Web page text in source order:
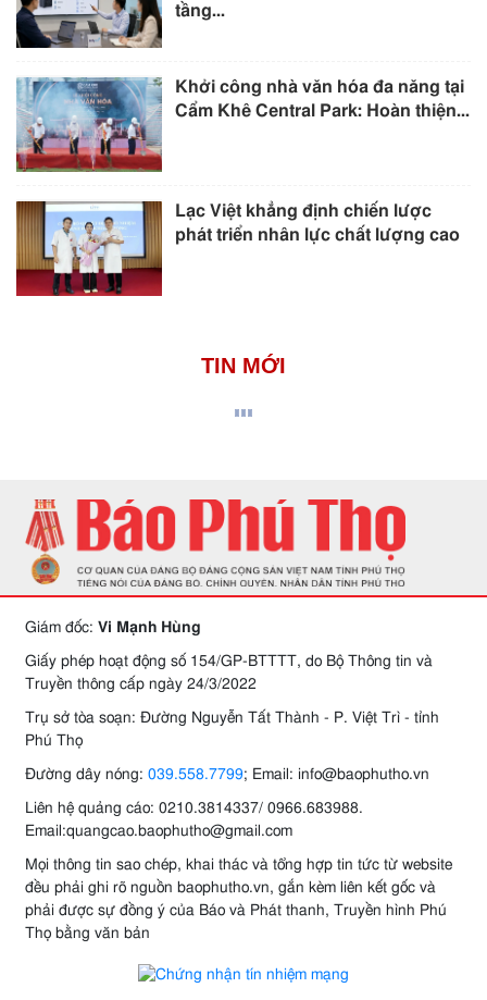
tầng...
Khởi công nhà văn hóa đa năng tại
Cẩm Khê Central Park: Hoàn thiện...
Lạc Việt khẳng định chiến lược
phát triển nhân lực chất lượng cao
TIN MỚI
Giám đốc: Vi Mạnh Hùng
Giấy phép hoạt động số 154/GP-BTTTT, do Bộ Thông tin và
Truyền thông cấp ngày 24/3/2022
Trụ sở tòa soạn: Đường Nguyễn Tất Thành - P. Việt Trì - tỉnh
Phú Thọ
Đường dây nóng: 039.558.7799; Email: info@baophutho.vn
Liên hệ quảng cáo: 0210.3814337/ 0966.683988.
Email:quangcao.baophutho@gmail.com
Mọi thông tin sao chép, khai thác và tổng hợp tin tức từ website
đều phải ghi rõ nguồn baophutho.vn, gắn kèm liên kết gốc và
phải được sự đồng ý của Báo và Phát thanh, Truyền hình Phú
Thọ bằng văn bản